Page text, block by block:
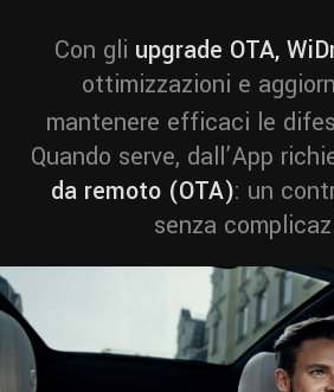
Con gli upgrade OTA,
ottimizzazioni e
mantenere efficaci le
Quando serve, dall’App
da remoto (OTA): un
senza